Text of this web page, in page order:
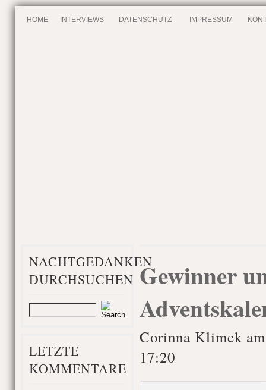
HOME INTERVIEWS DATENSCHUTZ IMPRESSUM
NACHTGEDANKEN
DURCHSUCHEN
LETZTE
KOMMENTARE
Gewinner
Corinna Klimek
17:20